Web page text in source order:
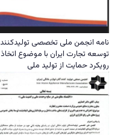
نامه انجمن ملی تخصصی
توسعه تجارت ایران با موضوع
رویکرد حمایت از تولید ملی